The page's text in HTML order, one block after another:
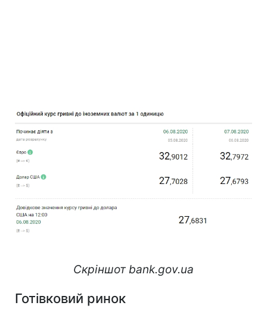
Скріншот bank.gov.ua
Готівковий ринок